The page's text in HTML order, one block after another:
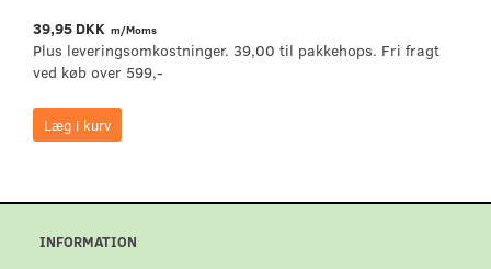
39,95 DKK m/Moms
Plus leveringsomkostninger. 39,00 til pakkehops. Fri fragt
ved køb over 599,-
Læg i kurv
INFORMATION